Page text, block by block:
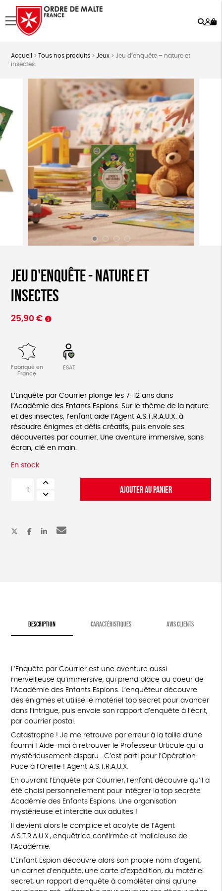
menu
Accueil > Tous nos produits> Jeux> Jeu d’enquête – nature et
insectes
Jeu d'enquête - nature et
insectes
25,90 €
Fabriqué en
France
ESAT
L’Enquête par Courrier plonge les 7-12 ans dans
l’Académie des Enfants Espions. Sur le thème de la nature
et des insectes, l’enfant aide l’Agent A.S.T.R.A.U.X. à
résoudre énigmes et défis créatifs, puis envoie ses
découvertes par courrier. Une aventure immersive, sans
écran, clé en main.
En stock
et
AJOUTER AU PANIER
DESCRIPTION CARACTÉRISTIQUES AVIS CLIENTS
L’Enquête par Courrier est une aventure aussi
merveilleuse qu’immersive, qui prend place au coeur de
l’Académie des Enfants Espions. L’enquêteur découvre
des énigmes et utilise le matériel top secret pour avancer
dans l’intrigue, puis envoie son rapport d’enquête à l’écrit,
par courrier postal.
Catastrophe ! Je me retrouve par erreur à la taille d’une
fourmi ! Aide-moi à retrouver le Professeur Urticule qui a
mystérieusement disparu… C’est parti pour l’Opération
Puce à l’Oreille ! Agent A.S.T.R.A.U.X.
En ouvrant l’Enquête par Courrier, l’enfant découvre qu’il a
été choisi personnellement pour intégrer la top secrète
Académie des Enfants Espions. Une organisation
mystérieuse et interdite aux adultes !
Il devient alors le complice et acolyte de l’Agent
A.S.T.R.A.U.X., enquêtrice confirmée et malicieuse de
l’Académie.
L’Enfant Espion découvre alors son propre nom d’agent,
un carnet d’enquête, une carte d’expédition, du matériel
secret, un rapport d’enquête à compléter ainsi qu’une